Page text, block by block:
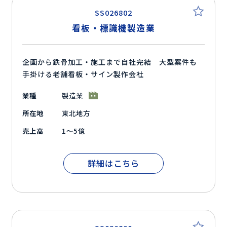
SS026802
看板・標識機製造業
企画から鉄骨加工・施工まで自社完結 大型案件も
手掛ける老舗看板・サイン製作会社
業種
製造業
所在地
東北地方
売上高
1～5億
詳細はこちら